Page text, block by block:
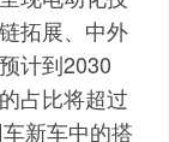
拓展、中外
计到2030
占比将超过
新车中的搭